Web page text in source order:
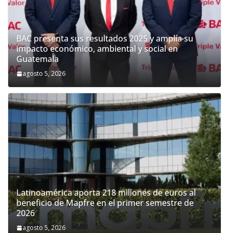
BAC presenta sus resultados 2025 y amplía su
impacto económico, ambiental y social en
Guatemala
agosto 5, 2026
Latinoamérica aporta 218 millones de euros al
beneficio de Mapfre en el primer semestre de
2026
agosto 5, 2026